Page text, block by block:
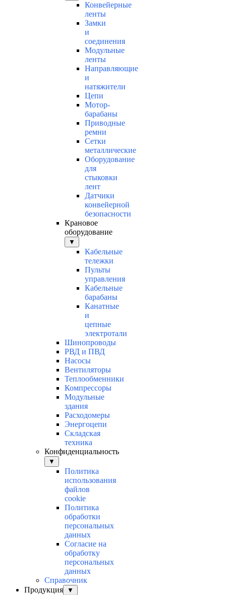
Конвейерные
ленты
Замки
и
соединения
Модульные
ленты
Направляющие
и
натяжители
Цепи
Мотор-
барабаны
Приводные
ремни
Сетки
металлические
Оборудование
для
стыковки
лент
Датчики
конвейерной
безопасности
Крановое
оборудование
▼
Кабельные
тележки
Пульты
управления
Кабельные
барабаны
Канатные
и
цепные
электротали
Шинопроводы
РВД и ПВД
Насосы
Вентиляторы
Теплообменники
Компрессоры
Модульные
здания
Расходомеры
Энергоцепи
Складская
техника
Конфиденциальность
▼
Политика
использования
файлов
cookie
Политика
обработки
персональных
данных
Согласие на
обработку
персональных
данных
Справочник
Продукция
▼